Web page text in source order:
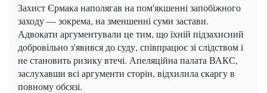
Захист Єрмака наполягав на пом'якшенні запобіжного
заходу — зокрема, на зменшенні суми застави.
Адвокати аргументували це тим, що їхній підзахисний
добровільно з'явився до суду, співпрацює зі слідством і
не становить ризику втечі. Апеляційна палата ВАКС,
заслухавши всі аргументи сторін, відхилила скаргу в
повному обсязі.